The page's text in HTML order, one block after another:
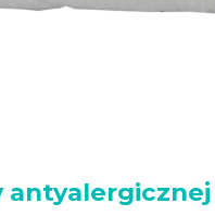
antyalergicznej